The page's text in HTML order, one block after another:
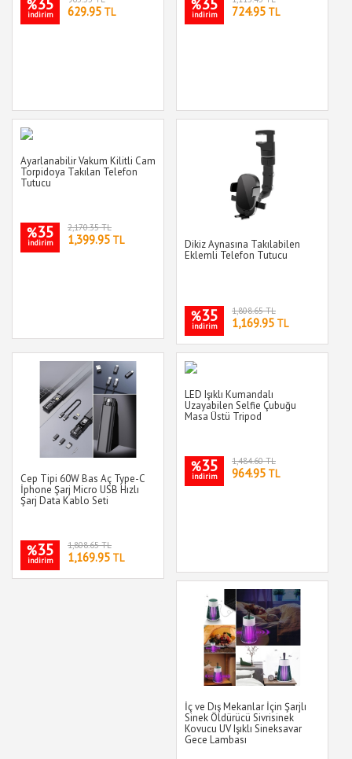
%
indirim 629.95 TL %
indirim 724.95 TL
Ayarlanabilir Vakum Kilitli Cam
Torpidoya Takılan Telefon
Tutucu
%35
indirim
2,170.35 TL
1,399.95 TL
Dikiz Aynasına Takılabilen
Eklemli Telefon Tutucu
%35
indirim
1,808.65 TL
1,169.95 TL
Cep Tipi 60W Bas Aç Type-C
İphone Şarj Micro USB Hızlı
Şarj Data Kablo Seti
%35
indirim
1,808.65 TL
1,169.95 TL
LED Işıklı Kumandalı
Uzayabilen Selfie Çubuğu
Masa Üstü Tripod
%35
indirim
1,484.60 TL
964.95 TL
İç ve Dış Mekanlar İçin Şarjlı
Sinek Öldürücü Sivrisinek
Kovucu UV Işıklı Sineksavar
Gece Lambası